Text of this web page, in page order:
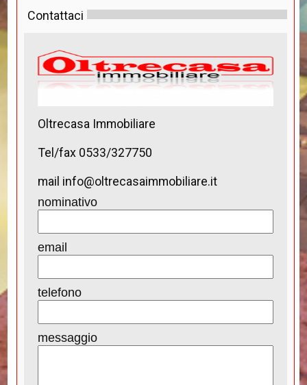
Contattaci
Oltrecasa Immobiliare
Tel/fax 0533/327750
mail info@oltrecasaimmobiliare.it
nominativo
email
telefono
messaggio